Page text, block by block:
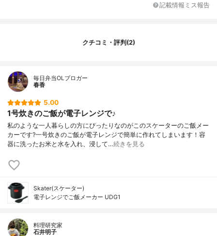
記載情報ミス報告
クチコミ・評判(2)
毎日弁当OLブロガー
春香
5.00
1号炊きのご飯が電子レンジで♪
私のような一人暮らしの方にぴったりなのがこのスケーターのご飯メー
カーです?一号炊きのご飯が電子レンジで簡単に作れてしまいます！容
器に洗ったお米と水を入れ、浸して…続きを見る
Skater(スケーター)
電子レンジでご飯メーカー UDG1
料理研究家
石井明子